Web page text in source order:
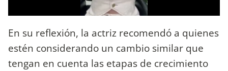
En su reflexión, la actriz recomendó a quienes
estén considerando un cambio similar que
tengan en cuenta las etapas de crecimiento